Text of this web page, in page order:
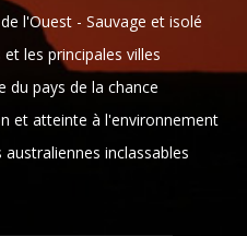
l'Ouest - Sauvage et isolé
les principales villes
du pays de la chance
et atteinte à l'environnement
australiennes inclassables